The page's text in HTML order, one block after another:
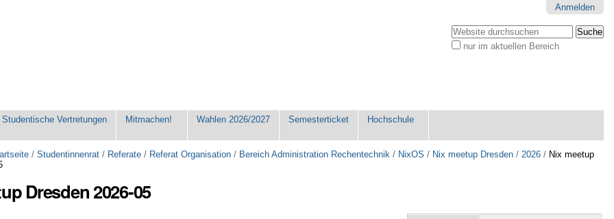
Anmelden
Website durchsuchen
nur im aktuellen Bereich
Studentische Vertretungen Mitmachen! Wahlen 2026/2027 Semesterticket Hochschule
/Studentinnenrat / Referate / Referat Organisation / Bereich Administration Rechentechnik / NixOS / Nix meetup Dresden /2026 / Nix meetup
Dresden 2026-05